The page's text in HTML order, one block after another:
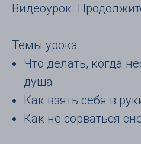
Видеоурок.
Темы урока
Что делать, когда
душа
Как взять себя в
Как не сорваться